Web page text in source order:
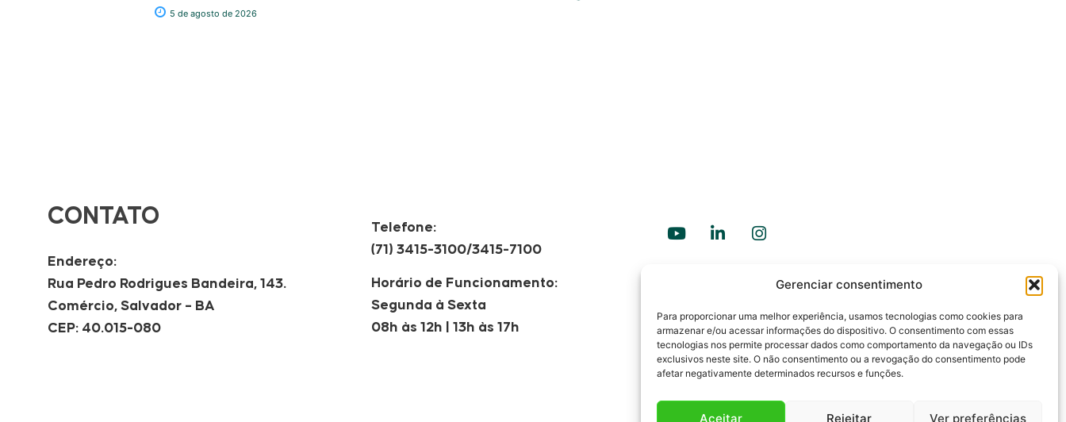
Gerenciar consentimento
Para proporcionar uma melhor experiência, usamos tecnologias como cookies para
armazenar e/ou acessar informações do dispositivo. O consentimento com essas
tecnologias nos permite processar dados como comportamento da navegação ou IDs
exclusivos neste site. O não consentimento ou a revogação do consentimento pode
afetar negativamente determinados recursos e funções.
Aceitar Rejeitar Ver preferências
5 de agosto de 2026
CONTATO
Endereço:
Rua Pedro Rodrigues Bandeira, 143.
Comércio, Salvador – BA
CEP: 40.015-080
Telefone:
(71) 3415-3100/3415-7100
Horário de Funcionamento:
Segunda à Sexta
08h às 12h | 13h às 17h